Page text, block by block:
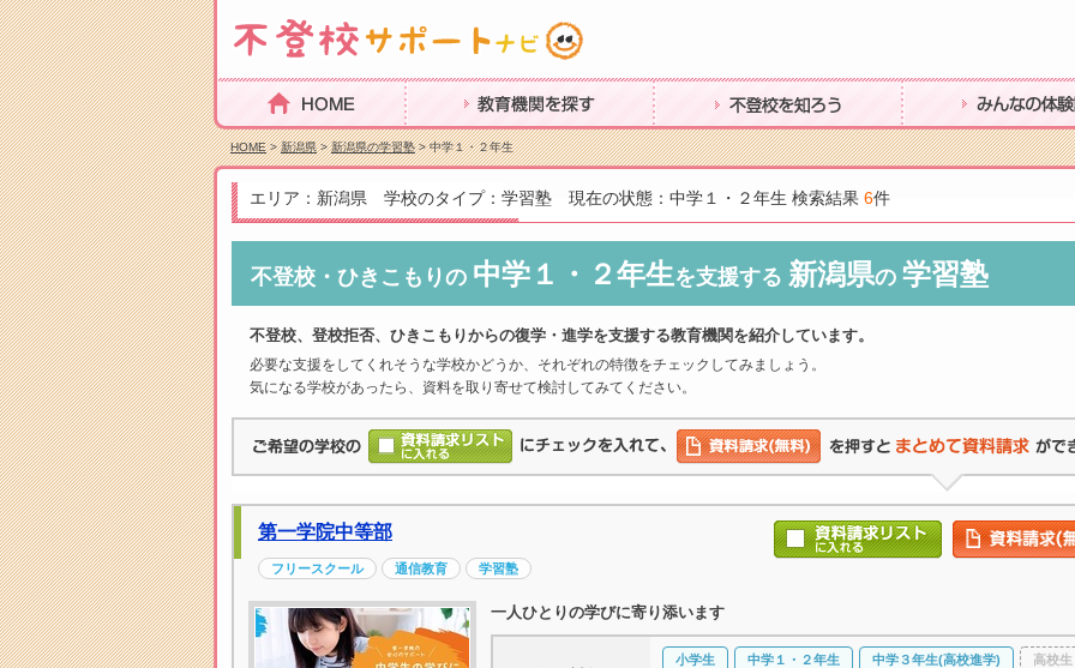
HOME 教育機関を探す 不登校を知ろう みんなの体験談
HOME>新潟県>新潟県の学習塾> 中学１・２年生
エリア：新潟県 学校のタイプ：学習塾 現在の状態：中学１・２年生 検索結果 6件
不登校・ひきこもりの 中学１・２年生を支援する 新潟県の 学習塾
不登校、登校拒否、ひきこもりからの復学・進学を支援する教育機関を紹介しています。
必要な支援をしてくれそうな学校かどうか、それぞれの特徴をチェックしてみましょう。
気になる学校があったら、資料を取り寄せて検討してみてください。
第一学院中等部
フリースクール 通信教育 学習塾
一人ひとりの学びに寄り添います
小学生 中学１・２年生 中学３年生(高校進学) 高校生